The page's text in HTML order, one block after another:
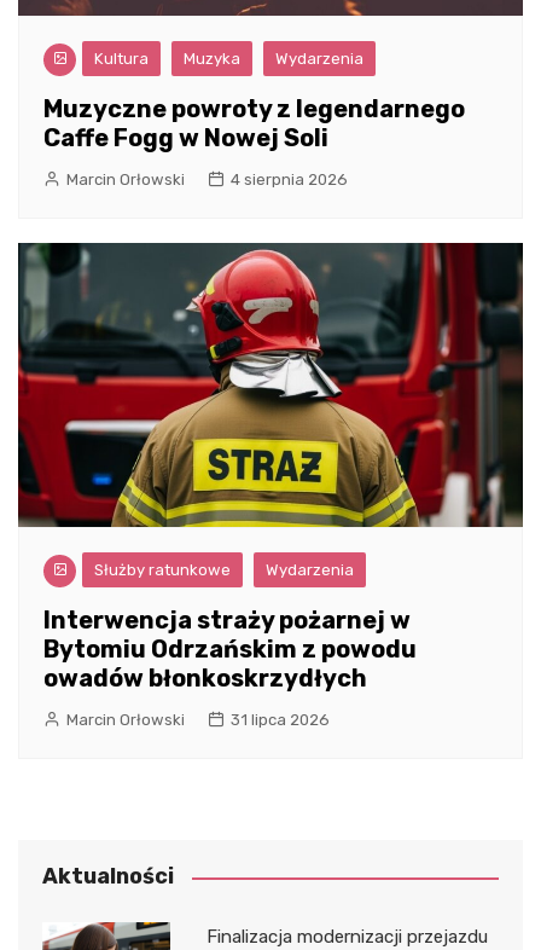
Kultura Muzyka Wydarzenia
Muzyczne powroty z legendarnego
Caffe Fogg w Nowej Soli
Marcin Orłowski 4 sierpnia 2026
Służby ratunkowe Wydarzenia
Interwencja straży pożarnej w
Bytomiu Odrzańskim z powodu
owadów błonkoskrzydłych
Marcin Orłowski 31 lipca 2026
Aktualności
Finalizacja modernizacji przejazdu